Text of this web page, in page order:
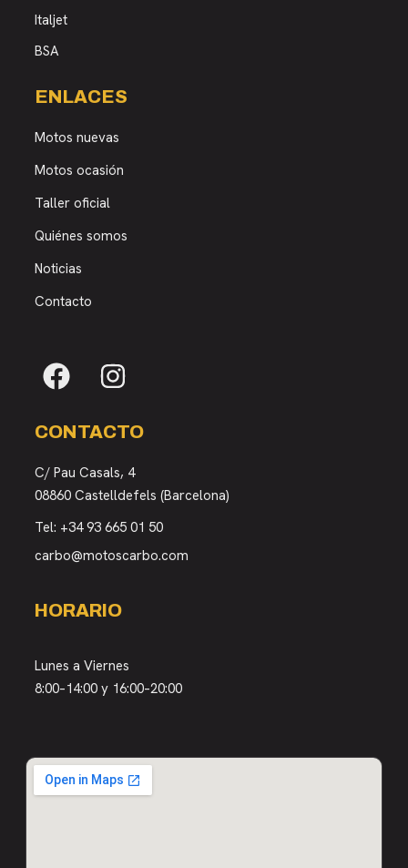
Italjet
BSA
ENLACES
Motos nuevas
Motos ocasión
Taller oficial
Quiénes somos
Noticias
Contacto
CONTACTO
C/ Pau Casals, 4
08860 Castelldefels (Barcelona)
Tel: +34 93 665 01 50
carbo@motoscarbo.com
HORARIO
Lunes a Viernes
8:00–14:00 y 16:00–20:00